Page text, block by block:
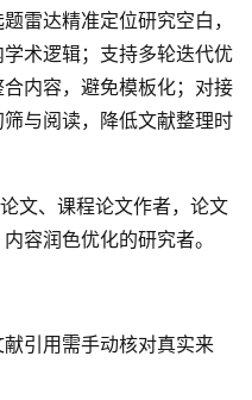
雷达精准定位研究空白，
术逻辑；支持多轮迭代优
内容，避免模板化；对接
与阅读，降低文献整理时
文、课程论文作者，论文
容润色优化的研究者。
引用需手动核对真实来